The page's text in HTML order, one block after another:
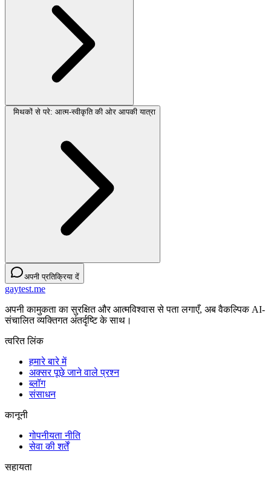
मिथकों से परे: आत्म-स्वीकृति की ओर आपकी यात्रा
अपनी प्रतिक्रिया दें
gaytest.me
अपनी कामुकता का सुरक्षित और आत्मविश्वास से पता लगाएँ, अब वैकल्पिक AI-
संचालित व्यक्तिगत अंतर्दृष्टि के साथ।
त्वरित लिंक
हमारे बारे में
अक्सर पूछे जाने वाले प्रश्न
ब्लॉग
संसाधन
कानूनी
गोपनीयता नीति
सेवा की शर्तें
सहायता